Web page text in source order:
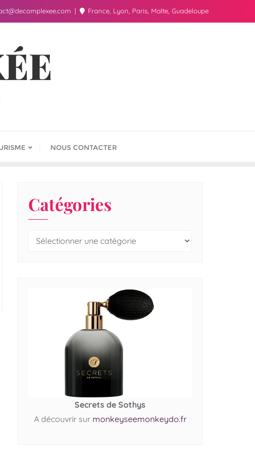
France, Lyon, Paris, Malte, Guadeloupe
NOUS CONTACTER
Catégories
Secrets de Sothys
A découvrir sur monkeyseemonkeydo.fr